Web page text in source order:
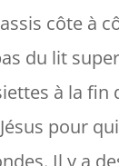
côte à
du lit
à la
pour
Il y a